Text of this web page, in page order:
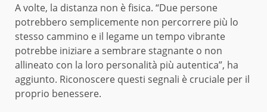
A volte, la distanza non è fisica. “Due persone
potrebbero semplicemente non percorrere più lo
stesso cammino e il legame un tempo vibrante
potrebbe iniziare a sembrare stagnante o non
allineato con la loro personalità più autentica”, ha
aggiunto. Riconoscere questi segnali è cruciale per il
proprio benessere.